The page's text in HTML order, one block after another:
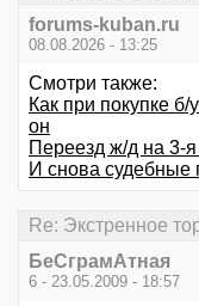
forums-kuban.ru
08.08.2026 - 13:25
Смотри также:
Как при покупке
он
Переезд ж/д на 3-
И снова судебные
Re: Экстренное
БеСграмАтная
6 - 23.05.2009 - 18:57